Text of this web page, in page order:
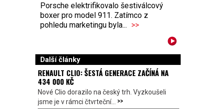
Porsche elektrifikovalo šestiválcový
boxer pro model 911. Zatímco z
pohledu marketingu byla... >>
Další články
RENAULT CLIO: ŠESTÁ GENERACE ZAČÍNÁ NA
434 000 KČ
Nové Clio dorazilo na český trh. Vyzkoušeli
jsme je v rámci čtvrteční... >>